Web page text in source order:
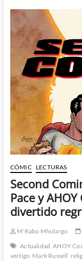
Presents
Hellblazer
–
Simon
Spurrier
y
Marcio
Takara
devuelven
a
Constantine
a
sus
raíces
CÓMIC LECTURAS
Second
Pace y
divertido
M'Rabo Mhulargo
Actualidad AHOY
vertigo Mark Russell